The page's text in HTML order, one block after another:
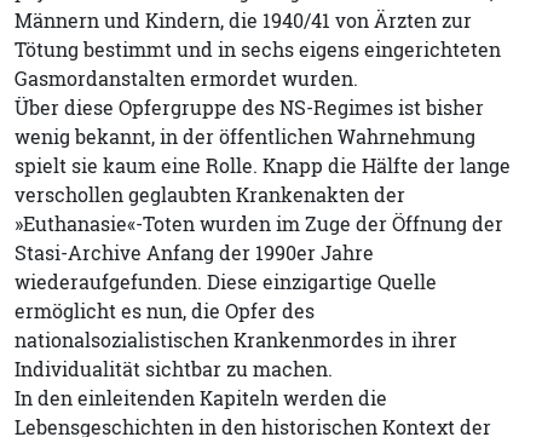
Männern und Kindern, die 1940/41 von Ärzten zur
Tötung bestimmt und in sechs eigens eingerichteten
Gasmordanstalten ermordet wurden.
Über diese Opfergruppe des NS-Regimes ist bisher
wenig bekannt, in der öffentlichen Wahrnehmung
spielt sie kaum eine Rolle. Knapp die Hälfte der lange
verschollen geglaubten Krankenakten der
»Euthanasie«-Toten wurden im Zuge der Öffnung der
Stasi-Archive Anfang der 1990er Jahre
wiederaufgefunden. Diese einzigartige Quelle
ermöglicht es nun, die Opfer des
nationalsozialistischen Krankenmordes in ihrer
Individualität sichtbar zu machen.
In den einleitenden Kapiteln werden die
Lebensgeschichten in den historischen Kontext der